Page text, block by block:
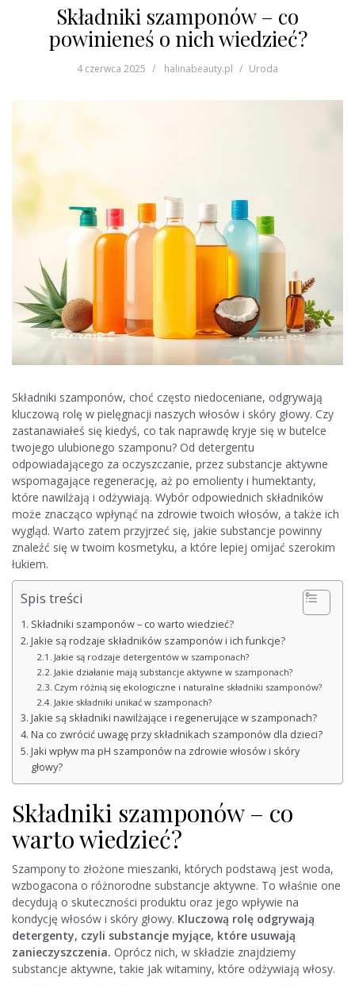
Składniki szamponów – co
powinieneś o nich wiedzieć?
4 czerwca 2025 halinabeauty.pl Uroda
Składniki szamponów, choć często niedoceniane, odgrywają
kluczową rolę w pielęgnacji naszych włosów i skóry głowy. Czy
zastanawiałeś się kiedyś, co tak naprawdę kryje się w butelce
twojego ulubionego szamponu? Od detergentu
odpowiadającego za oczyszczanie, przez substancje aktywne
wspomagające regenerację, aż po emolienty i humektanty,
które nawilżają i odżywiają. Wybór odpowiednich składników
może znacząco wpłynąć na zdrowie twoich włosów, a także ich
wygląd. Warto zatem przyjrzeć się, jakie substancje powinny
znaleźć się w twoim kosmetyku, a które lepiej omijać szerokim
łukiem.
Spis treści
Składniki szamponów – co warto wiedzieć?
Jakie są rodzaje składników szamponów i ich funkcje?
Jakie są rodzaje detergentów w szamponach?
Jakie działanie mają substancje aktywne w szamponach?
Czym różnią się ekologiczne i naturalne składniki szamponów?
Jakie składniki unikać w szamponach?
Jakie są składniki nawilżające i regenerujące w szamponach?
Na co zwrócić uwagę przy składnikach szamponów dla dzieci?
Jaki wpływ ma pH szamponów na zdrowie włosów i skóry
głowy?
Składniki szamponów – co
warto wiedzieć?
Szampony to złożone mieszanki, których podstawą jest woda,
wzbogacona o różnorodne substancje aktywne. To właśnie one
decydują o skuteczności produktu oraz jego wpływie na
kondycję włosów i skóry głowy. Kluczową rolę odgrywają
detergenty, czyli substancje myjące, które usuwają
zanieczyszczenia. Oprócz nich, w składzie znajdziemy
substancje aktywne, takie jak witaminy, które odżywiają włosy.